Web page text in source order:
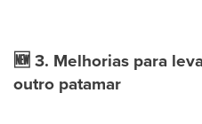
🆕3. Melhorias para
outro patamar